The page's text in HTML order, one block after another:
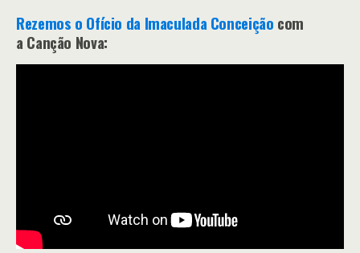
Rezemos o Ofício da Imaculada Conceição com
a Canção Nova: